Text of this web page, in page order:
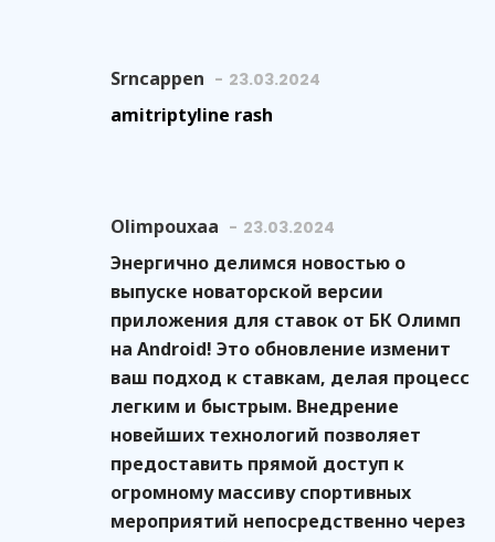
Srncappen 23.03.2024
amitriptyline rash
Olimpouxaa 23.03.2024
Энергично делимся новостью о
выпуске новаторской версии
приложения для ставок от БК Олимп
на Android! Это обновление изменит
ваш подход к ставкам, делая процесс
легким и быстрым. Внедрение
новейших технологий позволяет
предоставить прямой доступ к
огромному массиву спортивных
мероприятий непосредственно через